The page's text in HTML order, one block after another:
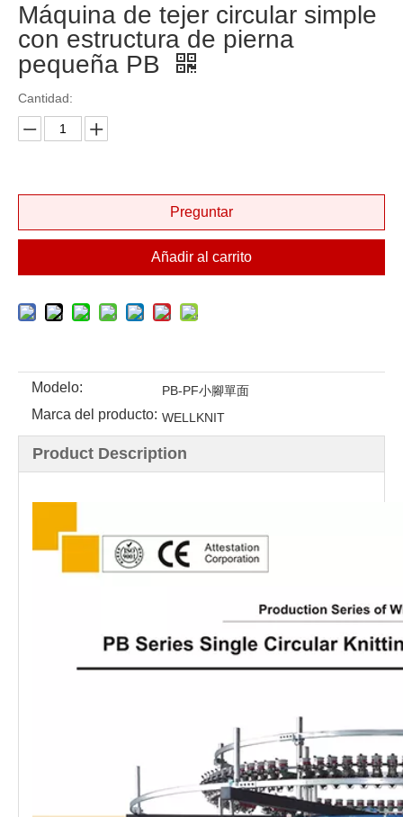
Máquina de tejer circular simple
con estructura de pierna
pequeña PB
Cantidad:
Preguntar
Añadir al carrito
Modelo: PB-PF小腳單面
Marca del producto: WELLKNIT
Product Description